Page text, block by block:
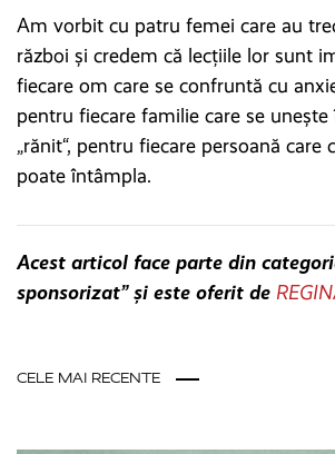
Am vorbit cu patru femei care au
război și credem că lecțiile lor sunt
fiecare om care se confruntă cu
pentru fiecare familie care se
„rănit“, pentru fiecare persoană care
poate întâmpla.
Acest articol face parte din
sponsorizat” și este oferit de
CELE MAI RECENTE